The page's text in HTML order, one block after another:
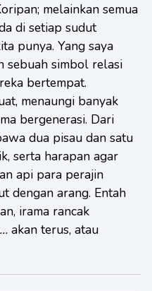
melainkan semua
di setiap sudut
punya. Yang saya
sebuah simbol relasi
bertempat.
menaungi banyak
bergenerasi. Dari
dua pisau dan satu
serta harapan agar
api para perajin
dengan arang. Entah
irama rancak
akan terus, atau